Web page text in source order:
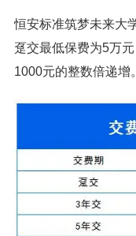
恒安标准筑梦未来大
趸交最低保费为5万
1000元的整数倍递增